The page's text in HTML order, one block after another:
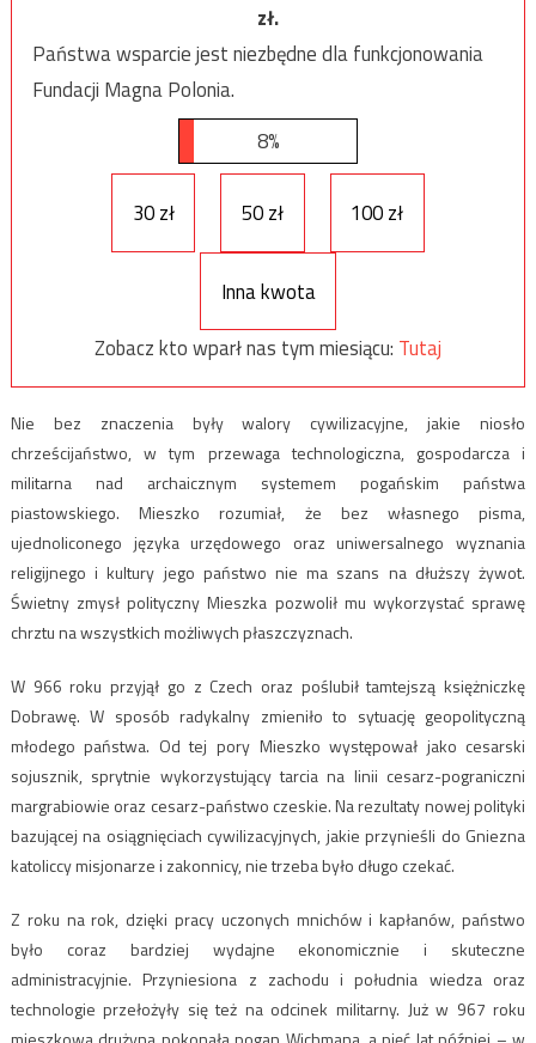
zł.
Państwa wsparcie jest niezbędne dla funkcjonowania
Fundacji Magna Polonia.
8%
30 zł 50 zł 100 zł
Inna kwota
Zobacz kto wparł nas tym miesiącu: Tutaj
Nie bez znaczenia były walory cywilizacyjne, jakie niosło
chrześcijaństwo, w tym przewaga technologiczna, gospodarcza i
militarna nad archaicznym systemem pogańskim państwa
piastowskiego. Mieszko rozumiał, że bez własnego pisma,
ujednoliconego języka urzędowego oraz uniwersalnego wyznania
religijnego i kultury jego państwo nie ma szans na dłuższy żywot.
Świetny zmysł polityczny Mieszka pozwolił mu wykorzystać sprawę
chrztu na wszystkich możliwych płaszczyznach.
W 966 roku przyjął go z Czech oraz poślubił tamtejszą księżniczkę
Dobrawę. W sposób radykalny zmieniło to sytuację geopolityczną
młodego państwa. Od tej pory Mieszko występował jako cesarski
sojusznik, sprytnie wykorzystujący tarcia na linii cesarz-pograniczni
margrabiowie oraz cesarz-państwo czeskie. Na rezultaty nowej polityki
bazującej na osiągnięciach cywilizacyjnych, jakie przynieśli do Gniezna
katoliccy misjonarze i zakonnicy, nie trzeba było długo czekać.
Z roku na rok, dzięki pracy uczonych mnichów i kapłanów, państwo
było coraz bardziej wydajne ekonomicznie i skuteczne
administracyjnie. Przyniesiona z zachodu i południa wiedza oraz
technologie przełożyły się też na odcinek militarny. Już w 967 roku